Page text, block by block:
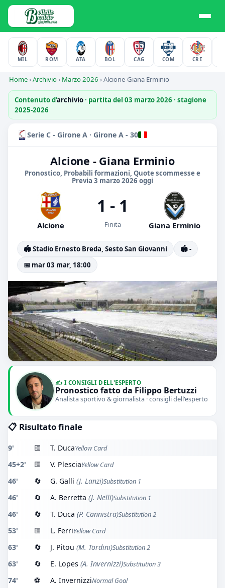
MIL ROM ATA BOL CAG COM CRE
Home›Archivio› Marzo 2026 ›Alcione-Giana Erminio
Contenuto d'archivio· partita del 03 marzo 2026 · stagione
2025-2026
Serie C - Girone A · Girone A - 30
Alcione - Giana Erminio
Pronostico, Probabili formazioni, Quote scommesse e
Previa 3 marzo 2026 oggi
Alcione
1 - 1
Finita Giana Erminio
🏟️ Stadio Ernesto Breda, Sesto San Giovanni
🏟️ -
📅 mar 03 mar, 18:00
✍️ I CONSIGLI DELL'ESPERTO
Pronostico fatto da Filippo Bertuzzi
Analista sportivo & giornalista · consigli dell'esperto
📋 Risultato finale
9' 🟨 T. DucaYellow Card
45+2' 🟨 V. PlesciaYellow Card
46' 🔄 G. Galli (J. Lanzi)Substitution 1
46' 🔄 A. Berretta (J. Nelli)Substitution 1
46' 🔄 T. Duca (P. Cannistra)Substitution 2
53' 🟨 L. FerriYellow Card
63' 🔄 J. Pitou (M. Tordini)Substitution 2
63' 🔄 E. Lopes (A. Invernizzi)Substitution 3
74' ⚽ A. InvernizziNormal Goal